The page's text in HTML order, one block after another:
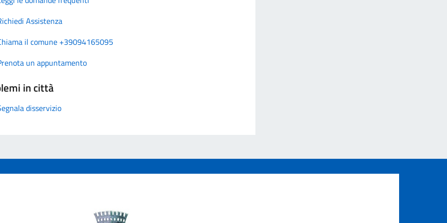
Assistenza
il comune +39094165095
un appuntamento
in città
disservizio